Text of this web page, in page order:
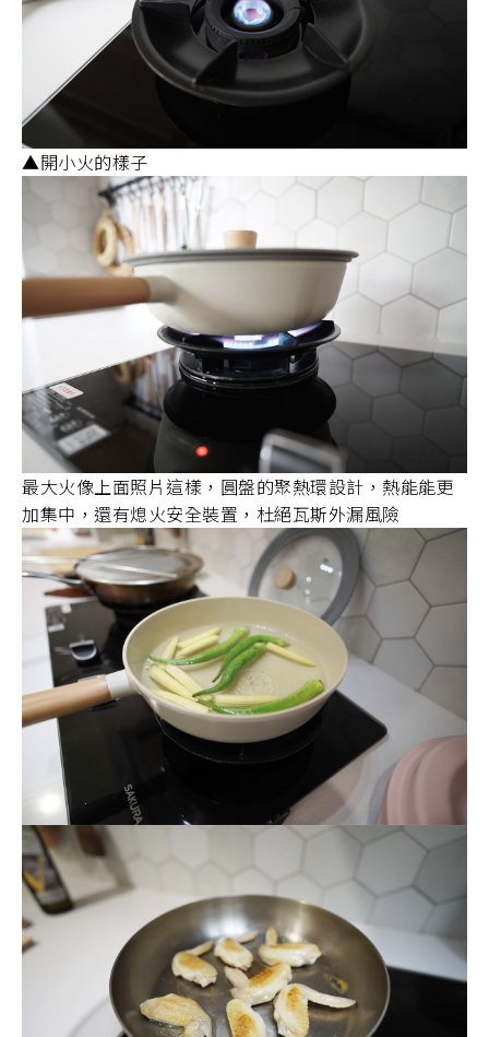
▲開小火的樣子
最大火像上面照片這樣，圓盤的聚熱環設計，熱能能更
加集中，還有熄火安全裝置，杜絕瓦斯外漏風險